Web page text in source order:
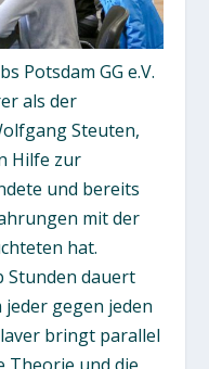
Potsdam GG e.V.
als der
Steuten,
Hilfe zur
und bereits
mit der
hat.
Stunden dauert
gegen jeden
bringt parallel